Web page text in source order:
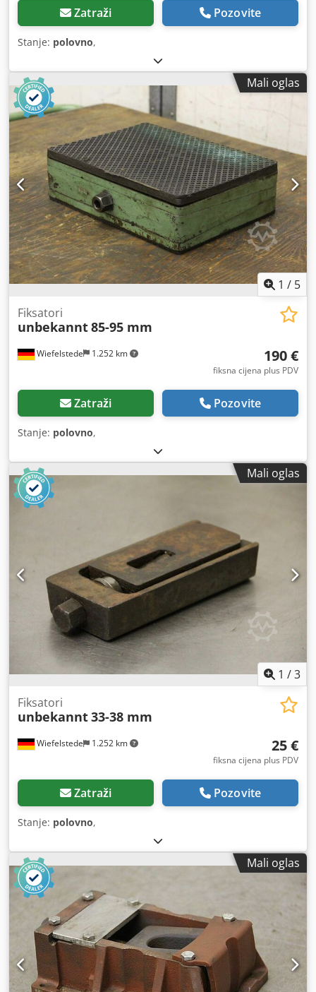
Zatraži Pozovite
Stanje: polovno,
Mali oglas
1 / 5
Wiefelstede 1.252 km
Fiksatori
unbekannt85-95 mm
190 €
fiksna cijena plus PDV
Zatraži Pozovite
Stanje: polovno,
Mali oglas
1 /3
Wiefelstede 1.252 km
Fiksatori
unbekannt33-38 mm
25 €
fiksna cijena plus PDV
Zatraži Pozovite
Stanje: polovno,
Mali oglas